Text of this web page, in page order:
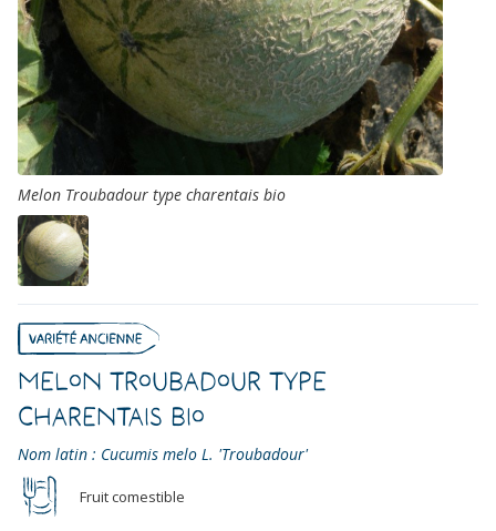
Melon Troubadour type charentais bio
Melon Troubadour Type
Charentais Bio
Nom latin : Cucumis melo L. 'Troubadour'
Fruit comestible